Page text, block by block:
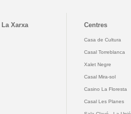
La Xarxa Centres
Casa de Cultura
Casal Torreblanca
Xalet Negre
Casal Mira-sol
Casino La Floresta
Casal Les Planes